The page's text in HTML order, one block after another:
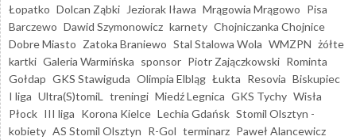
Łopatko Dolcan Ząbki Jeziorak Iława Mrągowia Mrągowo Pisa
Barczewo Dawid Szymonowicz karnety Chojniczanka Chojnice
Dobre Miasto Zatoka Braniewo Stal Stalowa Wola WMZPN żółte
kartki Galeria Warmińska sponsor Piotr Zajączkowski Rominta
Gołdap GKS Stawiguda Olimpia Elbląg Łukta Resovia Biskupiec
I liga Ultra(S)tomiL treningi Miedź Legnica GKS Tychy Wisła
Płock III liga Korona Kielce Lechia Gdańsk Stomil Olsztyn -
kobiety AS Stomil Olsztyn R-Gol terminarz Paweł Alancewicz